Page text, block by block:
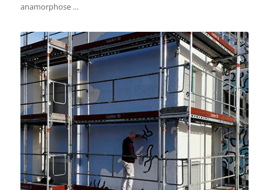
anamorphose …
Franck Maurence :Le résultat sera
époustouflant et avec un éclairage
judicieux, on pourra le voir depuis la
quatre voies.